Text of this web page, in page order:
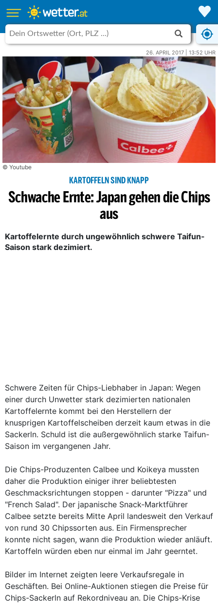
26. APRIL 2017 | 13:52 UHR
© Youtube
KARTOFFELN SIND KNAPP
Schwache Ernte: Japan gehen die Chips
aus
Kartoffelernte durch ungewöhnlich schwere Taifun-
Saison stark dezimiert.
Schwere Zeiten für Chips-Liebhaber in Japan: Wegen
einer durch Unwetter stark dezimierten nationalen
Kartoffelernte kommt bei den Herstellern der
knusprigen Kartoffelscheiben derzeit kaum etwas in die
Sackerln. Schuld ist die außergewöhnlich starke Taifun-
Saison im vergangenen Jahr.
Die Chips-Produzenten Calbee und Koikeya mussten
daher die Produktion einiger ihrer beliebtesten
Geschmacksrichtungen stoppen - darunter "Pizza" und
"French Salad". Der japanische Snack-Marktführer
Calbee setzte bereits Mitte April landesweit den Verkauf
von rund 30 Chipssorten aus. Ein Firmensprecher
konnte nicht sagen, wann die Produktion wieder anläuft.
Kartoffeln würden eben nur einmal im Jahr geerntet.
Bilder im Internet zeigten leere Verkaufsregale in
Geschäften. Bei Online-Auktionen stiegen die Preise für
Chips-Sackerln auf Rekordniveau an. Die Chips-Krise